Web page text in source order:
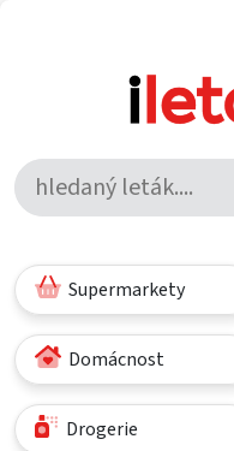
Supermarkety
Domácnost
Drogerie